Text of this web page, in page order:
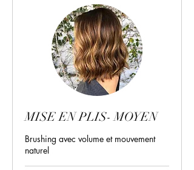
MISE EN PLIS- MOYEN
Brushing avec volume et mouvement
naturel